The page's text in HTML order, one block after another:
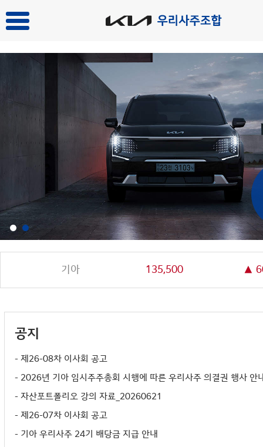
기아 135,500 ▲
공지
- 제26-08차 이사회 공고
- 2026년 기아 임시주주총회 시행에 따른 우리사주 의결권 행사 안
- 자산포트폴리오 강의 자료_20260621
- 제26-07차 이사회 공고
- 기아 우리사주 24기 배당금 지급 안내